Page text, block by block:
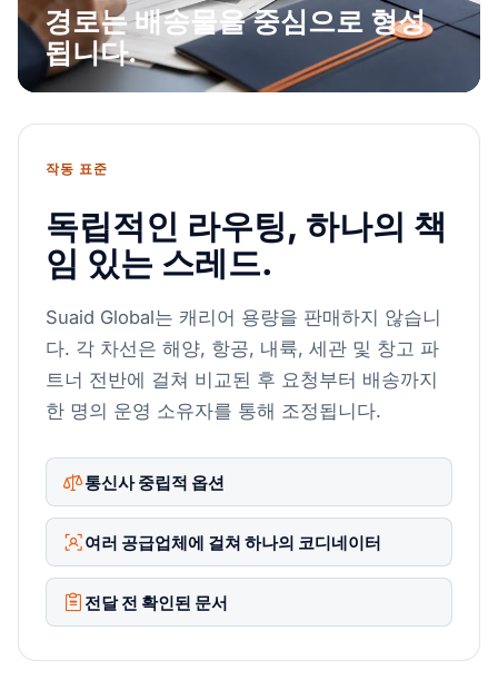
경로는 배송물을 중심으로 형성
됩니다.
작동 표준
독립적인 라우팅, 하나의 책
임 있는 스레드.
Suaid Global는 캐리어 용량을 판매하지 않습니
다. 각 차선은 해양, 항공, 내륙, 세관 및 창고 파
트너 전반에 걸쳐 비교된 후 요청부터 배송까지
한 명의 운영 소유자를 통해 조정됩니다.
통신사 중립적 옵션
여러 공급업체에 걸쳐 하나의 코디네이터
전달 전 확인된 문서